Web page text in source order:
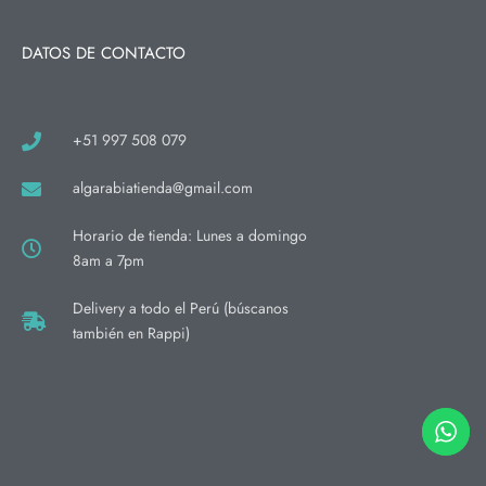
DATOS DE CONTACTO
+51 997 508 079
algarabiatienda@gmail.com
Horario de tienda: Lunes a domingo
8am a 7pm
Delivery a todo el Perú (búscanos
también en Rappi)